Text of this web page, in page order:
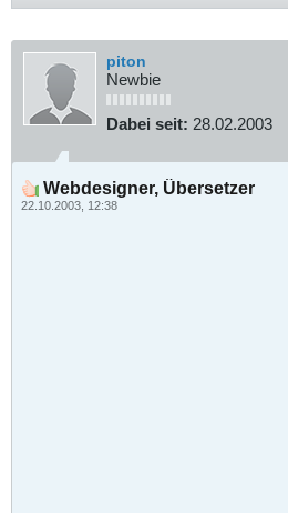
piton
Newbie
Dabei seit: 28.02.2003
Webdesigner, Übersetzer
22.10.2003, 12:38